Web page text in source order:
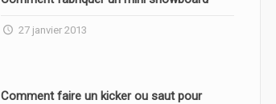
27 janvier 2013
Comment faire un kicker ou saut pour